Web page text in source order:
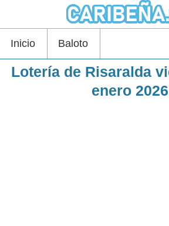
Inicio Baloto
Lotería de Risaralda
enero 2026